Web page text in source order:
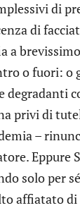
di
di
a
o fuori: o
degradanti
privi di
–
Eppure
solo per
affiatato